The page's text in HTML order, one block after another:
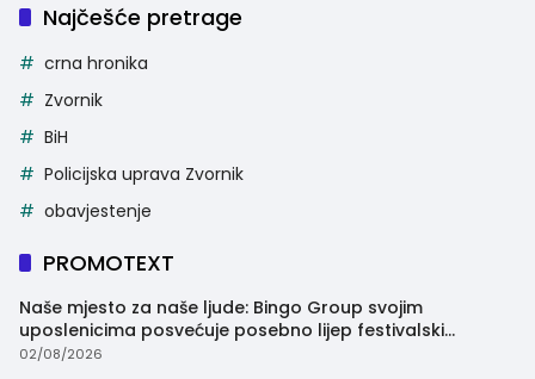
Najčešće pretrage
crna hronika
Zvornik
BiH
Policijska uprava Zvornik
obavjestenje
PROMOTEXT
Naše mjesto za naše ljude: Bingo Group svojim
uposlenicima posvećuje posebno lijep festivalski
trenutak
02/08/2026